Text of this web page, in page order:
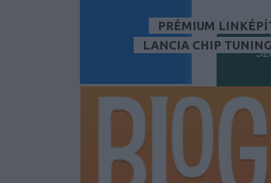
PRÉMIUM
LANCIA CHIP TUNING